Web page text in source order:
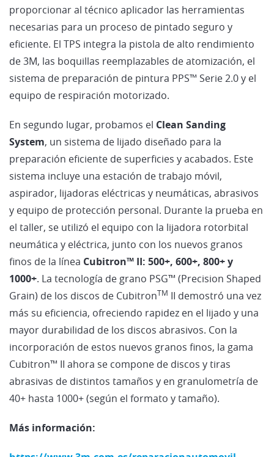
proporcionar al técnico aplicador las herramientas
necesarias para un proceso de pintado seguro y
eficiente. El TPS integra la pistola de alto rendimiento
de 3M, las boquillas reemplazables de atomización, el
sistema de preparación de pintura PPS™ Serie 2.0 y el
equipo de respiración motorizado.
En segundo lugar, probamos el Clean Sanding
System, un sistema de lijado diseñado para la
preparación eficiente de superficies y acabados. Este
sistema incluye una estación de trabajo móvil,
aspirador, lijadoras eléctricas y neumáticas, abrasivos
y equipo de protección personal. Durante la prueba en
el taller, se utilizó el equipo con la lijadora rotorbital
neumática y eléctrica, junto con los nuevos granos
finos de la línea Cubitron™ II: 500+, 600+, 800+ y
1000+. La tecnología de grano PSG™ (Precision Shaped
Grain) de los discos de CubitronTM II demostró una vez
más su eficiencia, ofreciendo rapidez en el lijado y una
mayor durabilidad de los discos abrasivos. Con la
incorporación de estos nuevos granos finos, la gama
Cubitron™ II ahora se compone de discos y tiras
abrasivas de distintos tamaños y en granulometría de
40+ hasta 1000+ (según el formato y tamaño).
Más información: